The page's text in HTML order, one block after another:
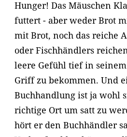
Hunger! Das Mäuschen
futtert - aber weder Brot
mit Brot, noch das reiche
oder Fischhändlers
leere Gefühl tief in
Griff zu bekommen. Und
Buchhandlung ist ja wohl
richtige Ort um satt zu
hört er den Buchhändler